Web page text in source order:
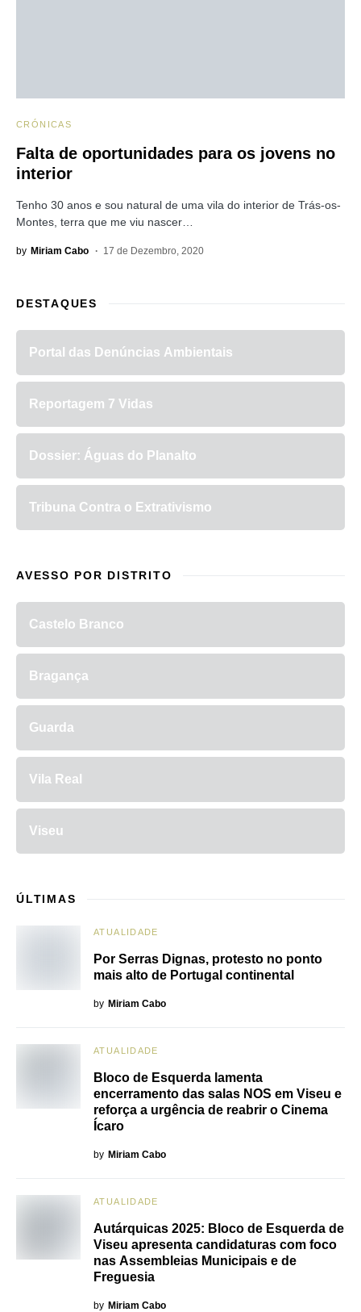
CRÓNICAS
Falta de oportunidades para os jovens no
interior
Tenho 30 anos e sou natural de uma vila do interior de Trás-os-
Montes, terra que me viu nascer…
by Miriam Cabo 17 de Dezembro, 2020
DESTAQUES
Portal das Denúncias Ambientais
Reportagem 7 Vidas
Dossier: Águas do Planalto
Tribuna Contra o Extrativismo
AVESSO POR DISTRITO
Castelo Branco
Bragança
Guarda
Vila Real
Viseu
ÚLTIMAS
ATUALIDADE
Por Serras Dignas, protesto no ponto
mais alto de Portugal continental
by Miriam Cabo
ATUALIDADE
Bloco de Esquerda lamenta
encerramento das salas NOS em Viseu e
reforça a urgência de reabrir o Cinema
Ícaro
by Miriam Cabo
ATUALIDADE
Autárquicas 2025: Bloco de Esquerda de
Viseu apresenta candidaturas com foco
nas Assembleias Municipais e de
Freguesia
by Miriam Cabo